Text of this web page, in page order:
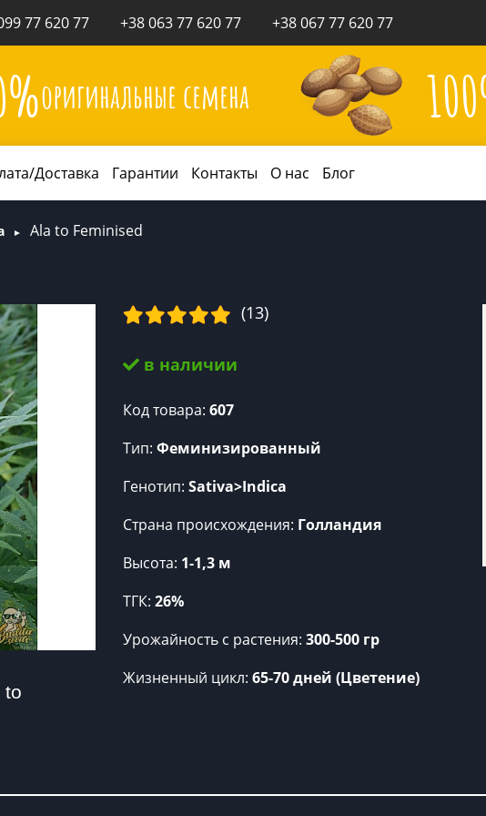
77 620 77 +38 063 77 620 77 +38 067 77 620 77
оригинальные семена
Доставка Гарантии Контакты О нас Блог
Ala to Feminised
to
(13)
в наличии
Код товара: 607
Тип: Феминизированный
Генотип: Sativa>Indica
Страна происхождения: Голландия
Высота: 1-1,3 м
ТГК: 26%
Урожайность c растения: 300-500 гр
Жизненный цикл: 65-70 дней (Цветение)